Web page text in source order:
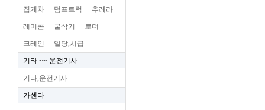
집게차 덤프트럭 추레라
레미콘 굴삭기 로더
크레인 일당,시급
기타 ~~ 운전기사
기타,운전기사
카센타